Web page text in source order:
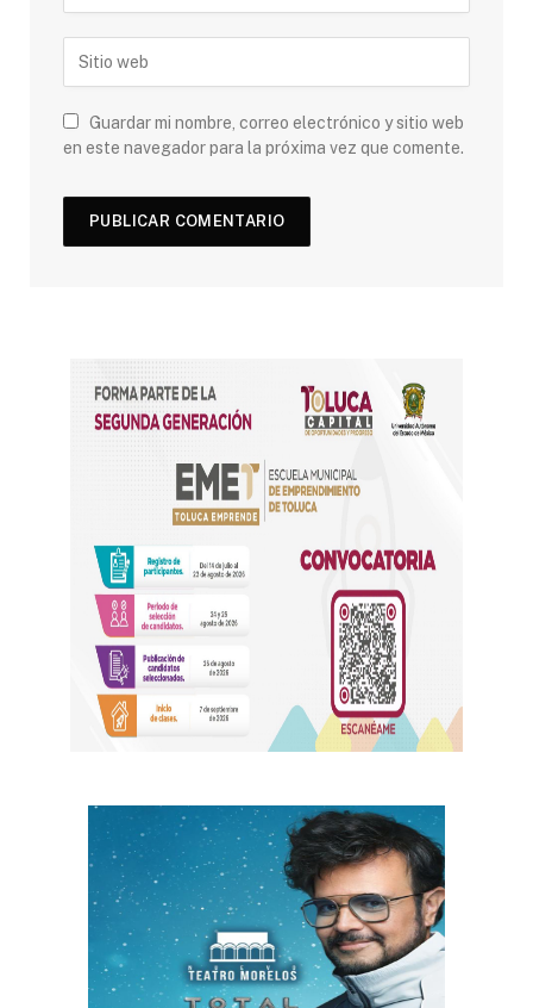
Guardar mi nombre, correo electrónico y sitio web
en este navegador para la próxima vez que comente.